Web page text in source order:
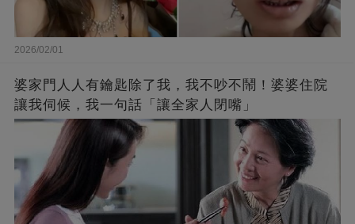
2026/02/01
婆家門人人有鑰匙除了我，我不吵不鬧！婆婆住院
讓我伺候，我一句話「讓全家人閉嘴」